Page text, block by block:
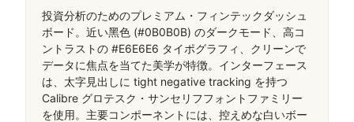
投資分析のためのプレミアム・フィンテックダッシュ
ボード。近い黑色 (#0B0B0B) のダークモード、高コ
ントラストの #E6E6E6 タイポグラフィ、クリーンで
データに焦点を当てた美学が特徴。インターフェース
は、太字見出しに tight negative tracking を持つ
Calibre グロテスク・サンセリフフォントファミリー
を使用。主要コンポーネントには、控えめな白いボー